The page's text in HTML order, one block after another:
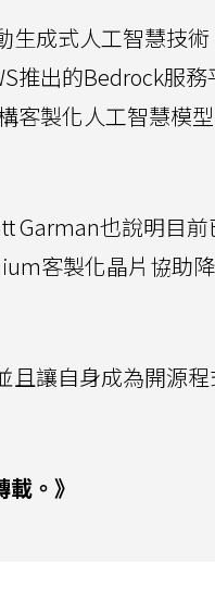
生成式人工智慧技
推出的Bedrock服
客製化人工智慧模
Garman也說明目
客製化晶片協助
且讓自身成為開源
。》